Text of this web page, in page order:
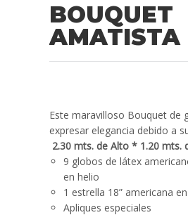
BOUQUET
AMATISTA
Este maravilloso Bouquet de
expresar elegancia debido a
2.30 mts. de Alto * 1.20 mts.
9 globos de látex
en helio
1 estrella 18” americana
Apliques especiales